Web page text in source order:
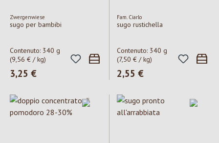
Zwergenwiese
sugo per bambibi
Contenuto: 340 g
(9,56 € / kg)
Prezzo normale:
3,25 €
Fam. Ciarlo
sugo rustichella
Contenuto: 340 g
(7,50 € / kg)
Prezzo normale:
2,55 €